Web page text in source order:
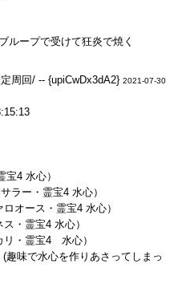
ループで受けて狂炎で焼く
周回/ -- {upiCwDx3dA2} 2021-07-30
4 水心）
ラー・霊宝4 水心）
オース・霊宝4 水心）
・霊宝4 水心）
・霊宝4 水心）
味で水心を作りあさってしまっ